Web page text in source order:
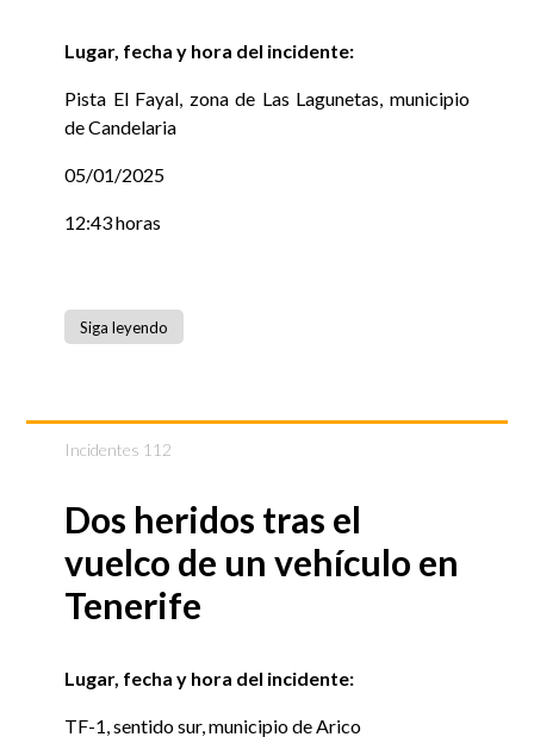
Lugar, fecha y hora del incidente:
Pista El Fayal, zona de Las Lagunetas, municipio
de Candelaria
05/01/2025
12:43 horas
Siga leyendo
Incidentes 112
Dos heridos tras el
vuelco de un vehículo en
Tenerife
Lugar, fecha y hora del incidente:
TF-1, sentido sur, municipio de Arico